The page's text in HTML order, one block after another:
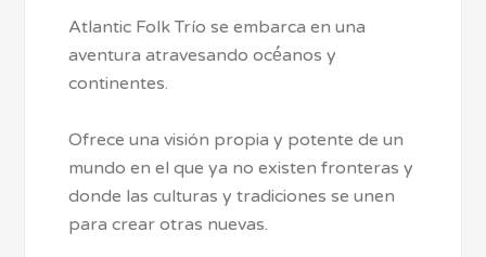
Atlantic Folk Trío se embarca en una
aventura atravesando océ́anos y
continentes.
Ofrece una visión propia y potente de un
mundo en el que ya no existen fronteras y
donde las culturas y tradiciones se unen
para crear otras nuevas.